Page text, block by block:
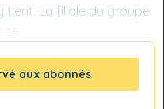
La filiale du groupe
aux abonnés